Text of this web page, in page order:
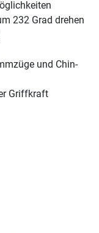
232 Grad drehen
und Chin-
Griffkraft